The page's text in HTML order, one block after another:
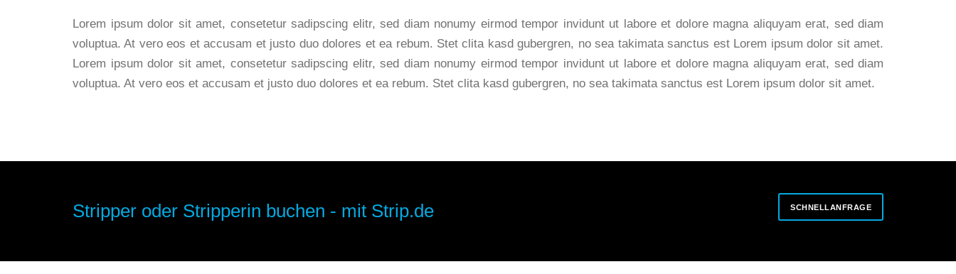
Lorem ipsum dolor sit amet, consetetur sadipscing elitr, sed diam nonumy eirmod tempor invidunt ut labore et dolore magna aliquyam erat, sed diam
voluptua. At vero eos et accusam et justo duo dolores et ea rebum. Stet clita kasd gubergren, no sea takimata sanctus est Lorem ipsum dolor sit amet.
Lorem ipsum dolor sit amet, consetetur sadipscing elitr, sed diam nonumy eirmod tempor invidunt ut labore et dolore magna aliquyam erat, sed diam
voluptua. At vero eos et accusam et justo duo dolores et ea rebum. Stet clita kasd gubergren, no sea takimata sanctus est Lorem ipsum dolor sit amet.
Stripper oder Stripperin buchen - mit Strip.de SCHNELLANFRAGE